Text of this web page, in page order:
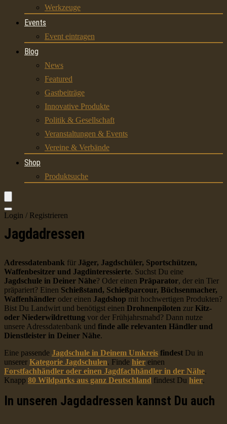
Werkzeuge
Events
Event eintragen
Blog
News
Featured
Gastbeiträge
Innovative Produkte
Politik & Gesellschaft
Veranstaltungen & Events
Vereine & Verbände
Shop
Produktsuche
Login / Registrieren
Jagdadressen
Adressdatenbank für Jäger, Jagdschüler, Sportschützen,
Waffenbesitzer und Jagdinteressierte. Suchst Du eine
Jagdschule in Deiner Nähe? Oder einen Präparator, der ein Tier
präpariert? Einen Schießstand, Schießparcour, Büchsenmacher,
Waffenhändler oder einen Jagdshop mit hochwertigen Produkten?
Bist Du Landwirt und benötigst einen Drohnenpiloten zur Kitz-
oder Niederwildrettung vor der Frühjahrsmahd? Dann nutze
unsere Adressdatenbank und finde alle relevanten Händler und
Dienstleister in Deiner Nähe.
Eine passende Jagdschule in Deinem Umkreis findest Du in
unserer Kategorie Jagdschulen. Finde hier einen
Forstfachhändler oder einen Jagdfachhändler in der Nähe.
Knapp 80 Wildparks aus ganz Deutschland findest Du hier.
In unseren Jagdadressen kannst Du auch